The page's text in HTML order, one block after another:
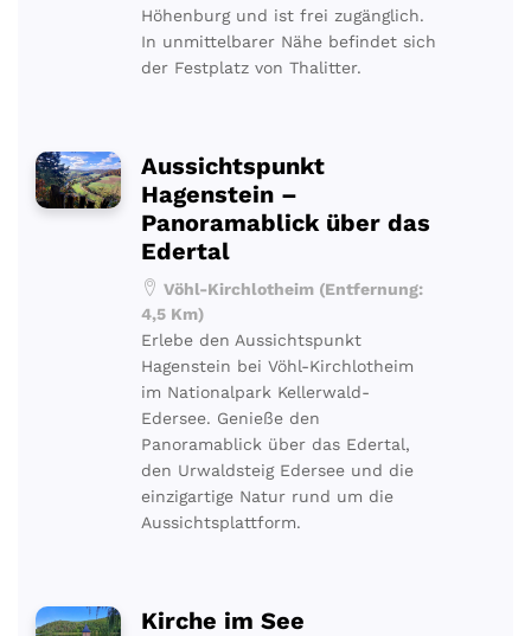
Höhenburg und ist frei zugänglich.
In unmittelbarer Nähe befindet sich
der Festplatz von Thalitter.
Aussichtspunkt
Hagenstein –
Panoramablick über das
Edertal
Vöhl-Kirchlotheim (Entfernung:
4,5 Km)
Erlebe den Aussichtspunkt
Hagenstein bei Vöhl-Kirchlotheim
im Nationalpark Kellerwald-
Edersee. Genieße den
Panoramablick über das Edertal,
den Urwaldsteig Edersee und die
einzigartige Natur rund um die
Aussichtsplattform.
Kirche im See